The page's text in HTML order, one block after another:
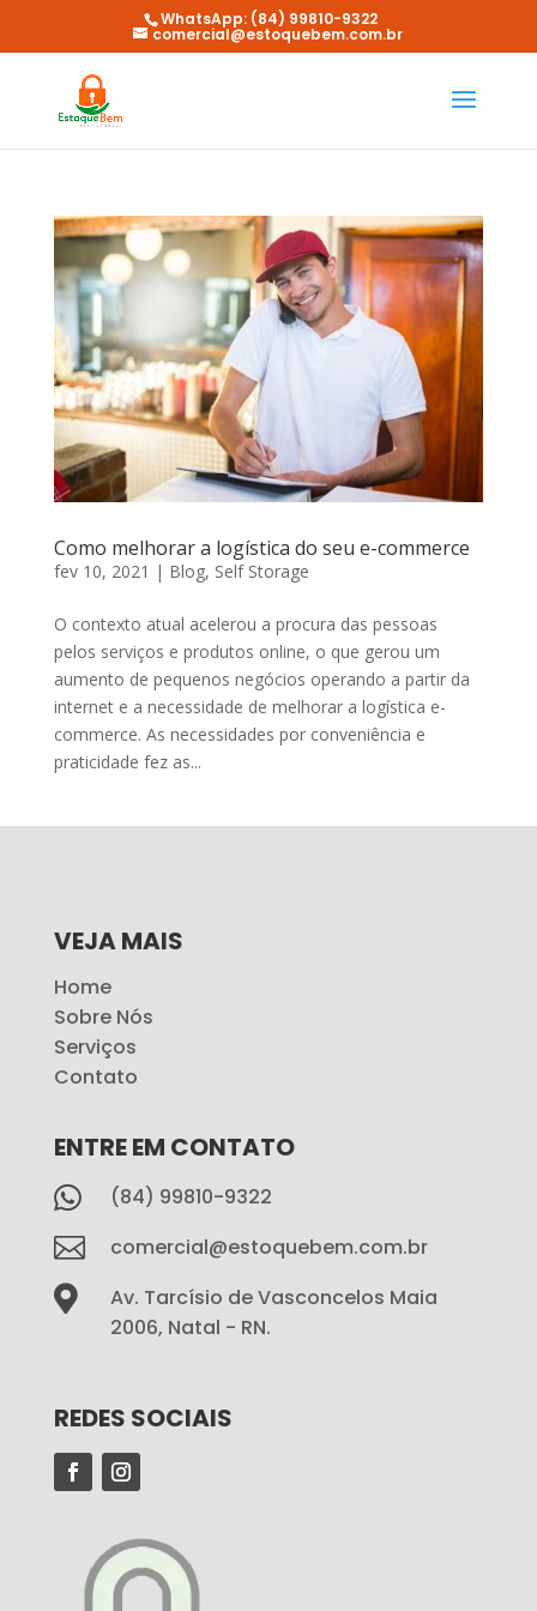
WhatsApp: (84) 99810-9322
comercial@estoquebem.com.br
Como melhorar a logística do seu e-commerce
fev 10, 2021 | Blog, Self Storage
O contexto atual acelerou a procura das pessoas
pelos serviços e produtos online, o que gerou um
aumento de pequenos negócios operando a partir da
internet e a necessidade de melhorar a logística e-
commerce. As necessidades por conveniência e
praticidade fez as...
VEJA MAIS
Home
Sobre Nós
Serviços
Contato
ENTRE EM CONTATO
 (84) 99810-9322
 comercial@estoquebem.com.br

Av. Tarcísio de Vasconcelos Maia
2006, Natal - RN.
REDES SOCIAIS